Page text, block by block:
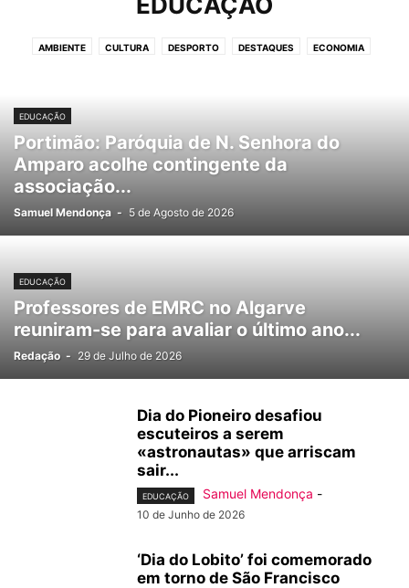
AMBIENTE CULTURA DESPORTO DESTAQUES ECONOMIA
EDUCAÇÃO
Portimão: Paróquia de N. Senhora do
Amparo acolhe contingente da
associação...
Samuel Mendonça - 5 de Agosto de 2026
EDUCAÇÃO
Professores de EMRC no Algarve
reuniram-se para avaliar o último ano...
Redação - 29 de Julho de 2026
Dia do Pioneiro desafiou
escuteiros a serem
«astronautas» que arriscam
sair...
EDUCAÇÃO Samuel Mendonça -
10 de Junho de 2026
‘Dia do Lobito’ foi comemorado
em torno de São Francisco